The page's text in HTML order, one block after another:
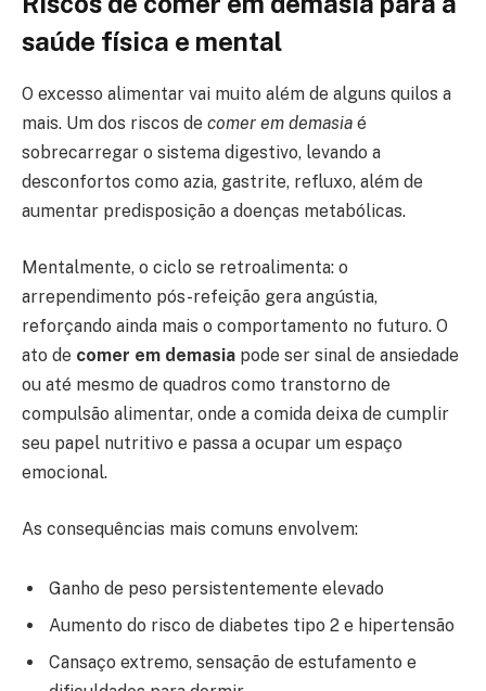
saúde física e mental
O excesso alimentar vai muito além de alguns quilos a
mais. Um dos riscos de comer em demasia é
sobrecarregar o sistema digestivo, levando a
desconfortos como azia, gastrite, refluxo, além de
aumentar predisposição a doenças metabólicas.
Mentalmente, o ciclo se retroalimenta: o
arrependimento pós-refeição gera angústia,
reforçando ainda mais o comportamento no futuro. O
ato de comer em demasia pode ser sinal de ansiedade
ou até mesmo de quadros como transtorno de
compulsão alimentar, onde a comida deixa de cumplir
seu papel nutritivo e passa a ocupar um espaço
emocional.
As consequências mais comuns envolvem:
Ganho de peso persistentemente elevado
Aumento do risco de diabetes tipo 2 e hipertensão
Cansaço extremo, sensação de estufamento e